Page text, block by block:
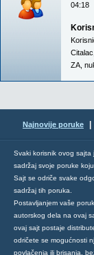
04:18
Citalac
ZA
Najnovije poruke
Svaki korisnik ovog sajta
sadržaj svoje poruke
Sajt se odriče svake
sadržaj tih poruka.
Postavljanjem vaše
autorskog dela na ovaj
ovaj sajt postaje
odričete se mogućnosti
povlačenja ili brisanja,